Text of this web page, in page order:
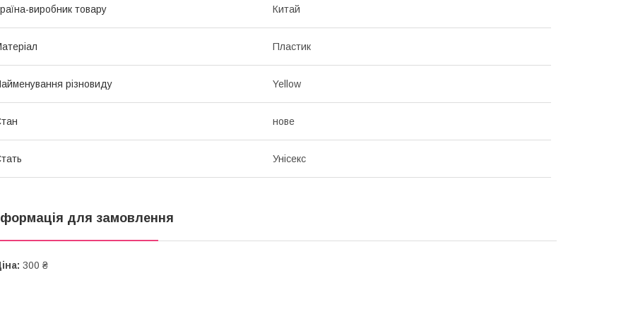
виробник товару Китай
Пластик
різновиду Yellow
нове
Унісекс
для замовлення
300 ₴